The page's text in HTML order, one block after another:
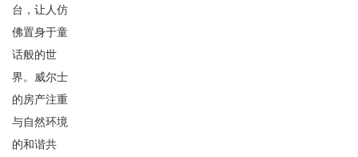
台，让人仿
佛置身于童
话般的世
界。威尔士
的房产注重
与自然环境
的和谐共